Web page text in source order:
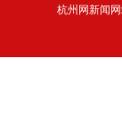
杭州网新闻